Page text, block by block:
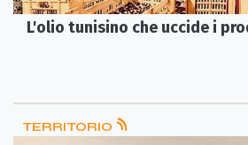
L'olio tunisino che uccide i
TERRITORIO